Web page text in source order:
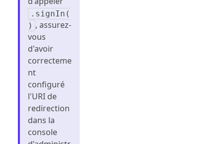
.signIn(
) , assurez-
vous
d'avoir
correcteme
nt
configuré
l'URI de
redirection
dans la
console